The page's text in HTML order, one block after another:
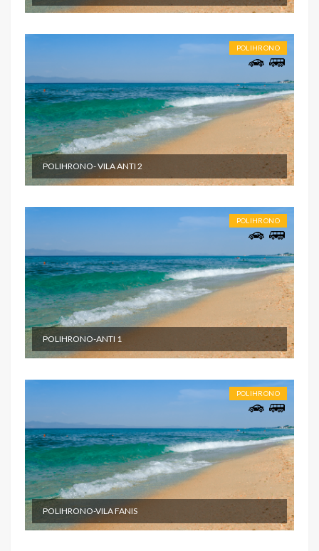
POLIHRONO
POLIHRONO- VILA ANTI 2
POLIHRONO
POLIHRONO-ANTI 1
POLIHRONO
POLIHRONO-VILA FANIS